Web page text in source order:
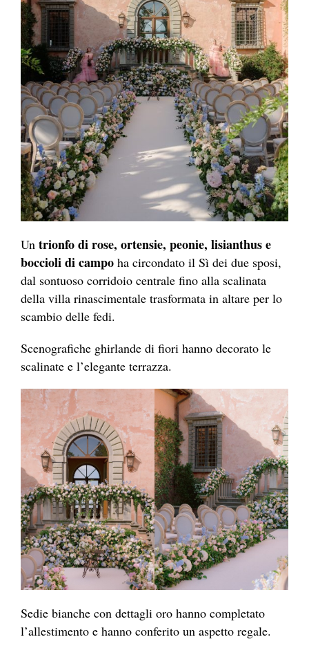
Un trionfo di rose, ortensie, peonie, lisianthus e
boccioli di campo ha circondato il Sì dei due sposi,
dal sontuoso corridoio centrale fino alla scalinata
della villa rinascimentale trasformata in altare per lo
scambio delle fedi.
Scenografiche ghirlande di fiori hanno decorato le
scalinate e l’elegante terrazza.
Sedie bianche con dettagli oro hanno completato
l’allestimento e hanno conferito un aspetto regale.